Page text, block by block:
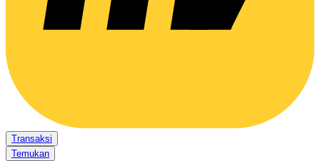
Transaksi
Temukan